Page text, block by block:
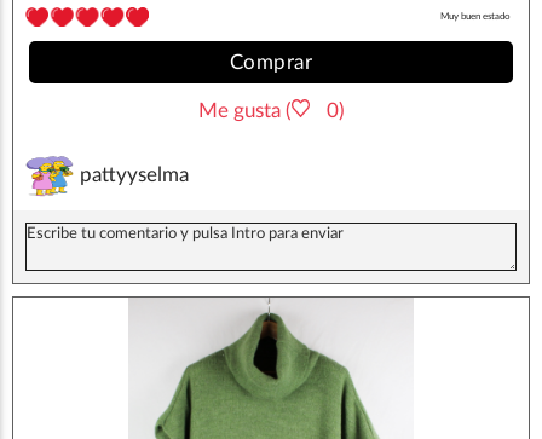
Muy buen estado
Comprar
Me gusta ( 0)
pattyyselma